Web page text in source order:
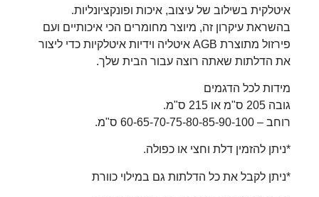
איטלקית בשילוב של עיצוב, איכות ופונקציונליות.
בהשראת עיקרון זה, מיוצר מחומרים הכי איכותיים ועם
פירזול מתוצרת AGB איטליה וידיות איטלקיות כדי ליצור
את הדלתות שאתה רוצה עבור הבית שלך.
מידות לכל הדגמים
רוחב – 60-65-70-75-80-85-90-100 ס"מ.
*ניתן להזמין דלת וחצי או כפולה.
*ניתן לקבל את כל הדלתות גם במילוי כוורת